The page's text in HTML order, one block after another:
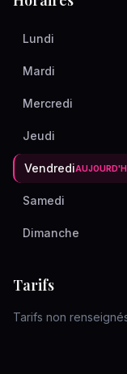
Lundi
Mardi
Mercredi
Jeudi
Vendredi
Samedi
Dimanche
Tarifs
Tarifs non